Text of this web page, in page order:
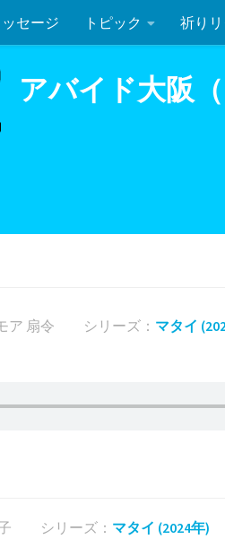
ッセージ トピック 祈り
アバイド大阪（
ア 扇令 シリーズ： マタイ
シリーズ： マタイ (2024年)